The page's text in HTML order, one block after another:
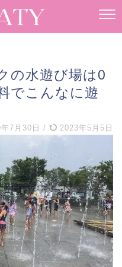
の水遊び場は0
でこんなに遊
7月30日 / 2023年5月5日